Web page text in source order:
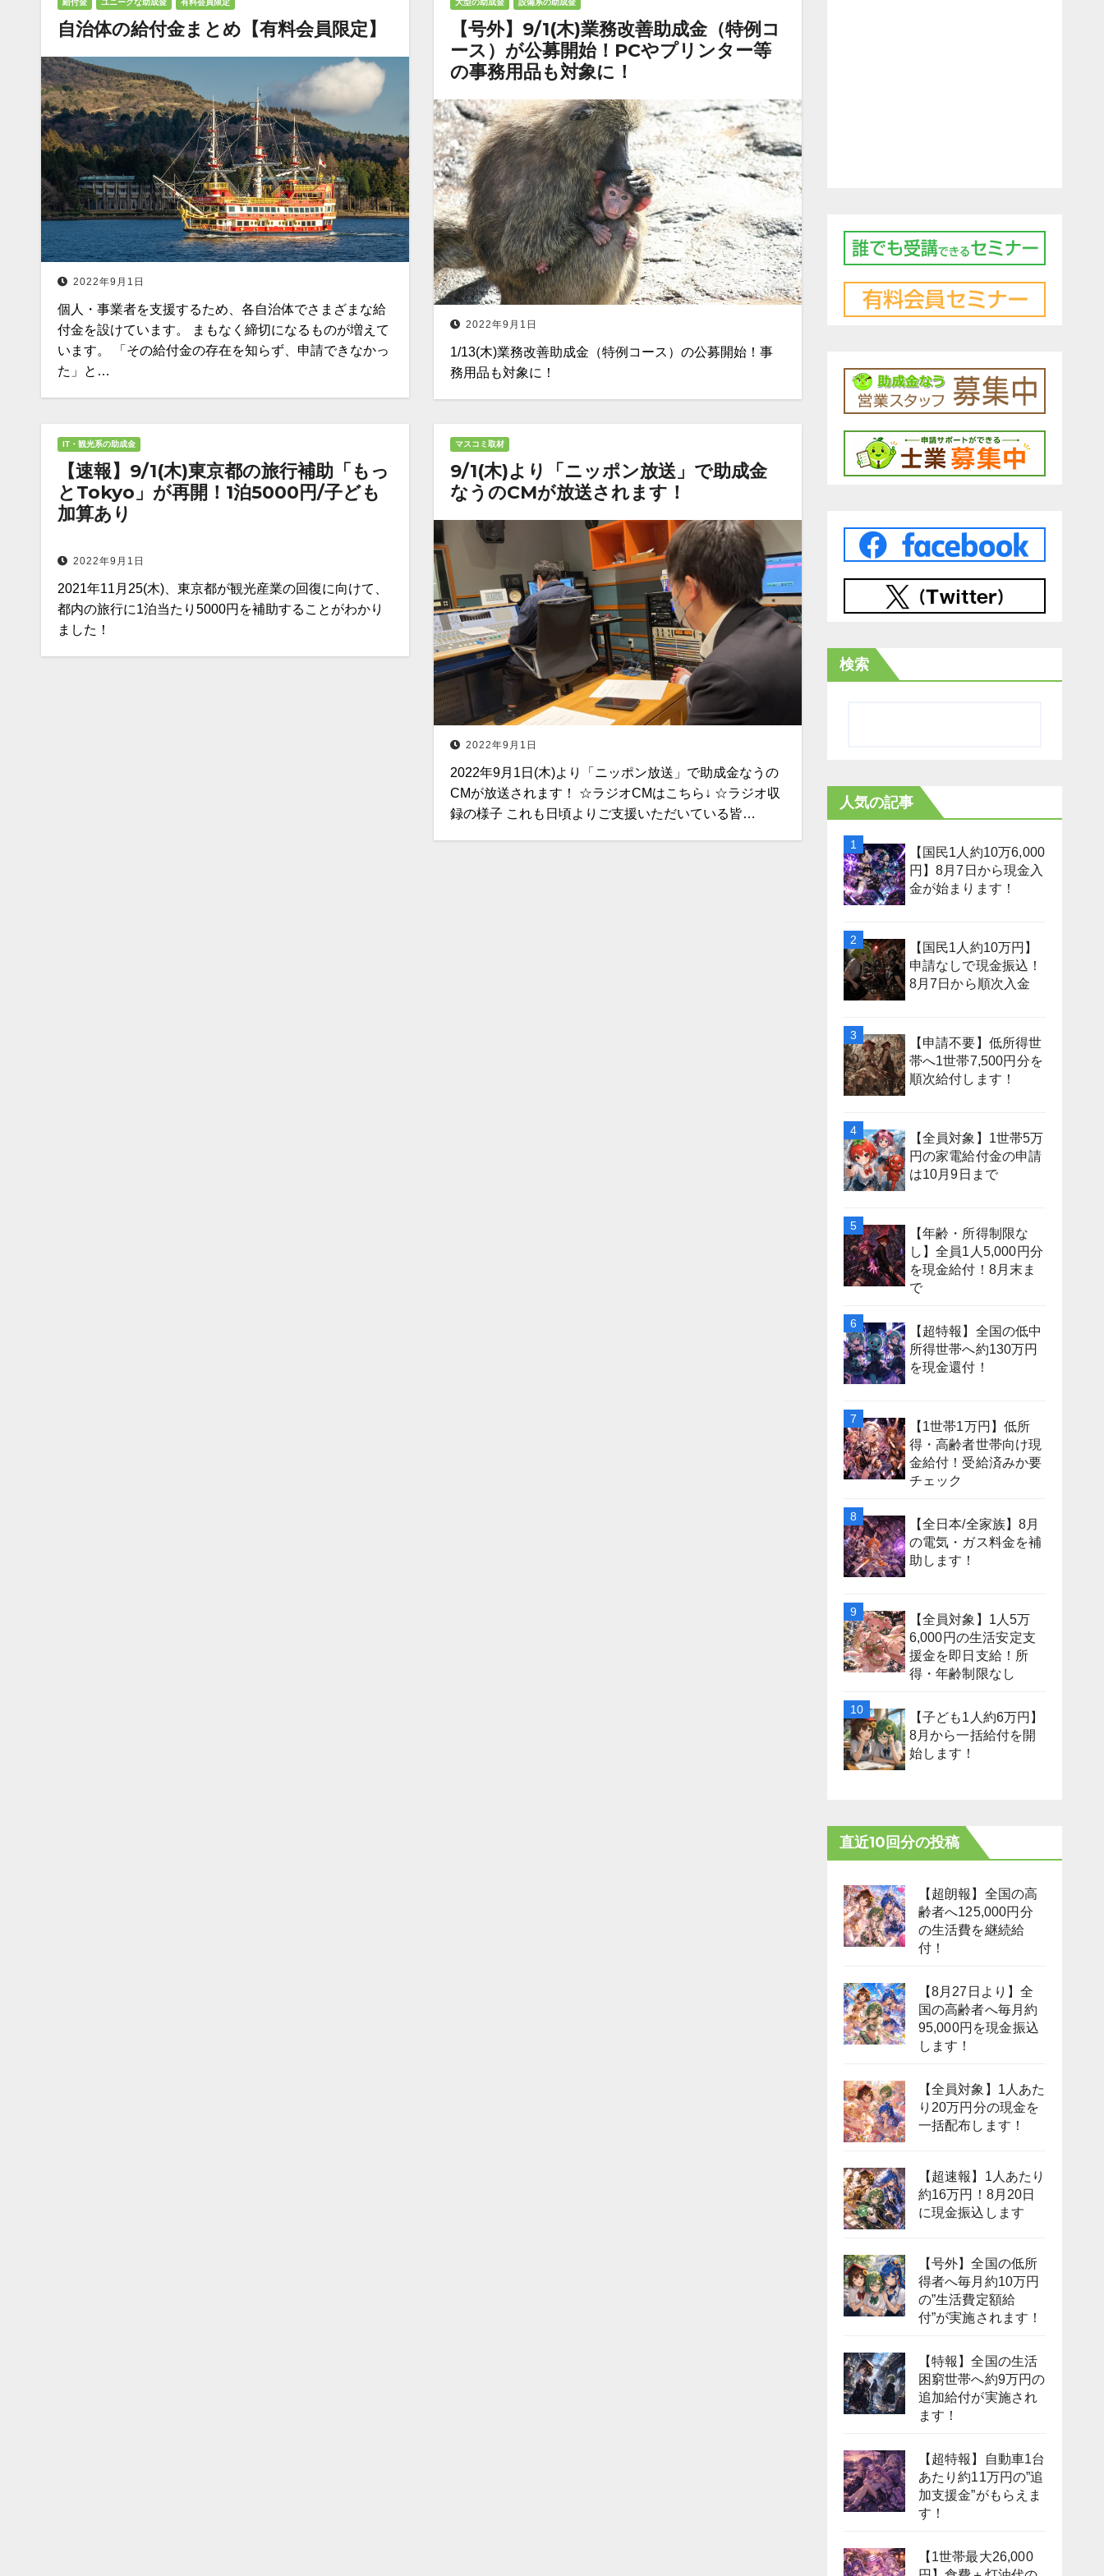
給付金 ユニークな助成金 有料会員限定
自治体の給付金まとめ【有料会員限定】
2022年9月1日
個人・事業者を支援するため、各自治体でさまざまな給
付金を設けています。 まもなく締切になるものが増えて
います。 「その給付金の存在を知らず、申請できなかっ
た」と…
大型の助成金 設備系の助成金
【号外】9/1(木)業務改善助成金（特例コ
ース）が公募開始！PCやプリンター等
の事務用品も対象に！
2022年9月1日
1/13(木)業務改善助成金（特例コース）の公募開始！事
務用品も対象に！
IT・観光系の助成金
【速報】9/1(木)東京都の旅行補助「もっ
とTokyo」が再開！1泊5000円/子ども
加算あり
2022年9月1日
2021年11月25(木)、東京都が観光産業の回復に向けて、
都内の旅行に1泊当たり5000円を補助することがわかり
ました！
マスコミ取材
9/1(木)より「ニッポン放送」で助成金
なうのCMが放送されます！
2022年9月1日
2022年9月1日(木)より「ニッポン放送」で助成金なうの
CMが放送されます！ ☆ラジオCMはこちら↓ ☆ラジオ収
録の様子 これも日頃よりご支援いただいている皆…
検索
人気の記事
【国民1人約10万6,000
円】8月7日から現金入
金が始まります！
【国民1人約10万円】
申請なしで現金振込！
8月7日から順次入金
【申請不要】低所得世
帯へ1世帯7,500円分を
順次給付します！
【全員対象】1世帯5万
円の家電給付金の申請
は10月9日まで
【年齢・所得制限な
し】全員1人5,000円分
を現金給付！8月末ま
で
【超特報】全国の低中
所得世帯へ約130万円
を現金還付！
【1世帯1万円】低所
得・高齢者世帯向け現
金給付！受給済みか要
チェック
【全日本/全家族】8月
の電気・ガス料金を補
助します！
【全員対象】1人5万
6,000円の生活安定支
援金を即日支給！所
得・年齢制限なし
【子ども1人約6万円】
8月から一括給付を開
始します！
直近10回分の投稿
【超朗報】全国の高
齢者へ125,000円分
の生活費を継続給
付！
【8月27日より】全
国の高齢者へ毎月約
95,000円を現金振込
します！
【全員対象】1人あた
り20万円分の現金を
一括配布します！
【超速報】1人あたり
約16万円！8月20日
に現金振込します
【号外】全国の低所
得者へ毎月約10万円
の”生活費定額給
付”が実施されます！
【特報】全国の生活
困窮世帯へ約9万円の
追加給付が実施され
ます！
【超特報】自動車1台
あたり約11万円の”追
加支援金”がもらえま
す！
【1世帯最大26,000